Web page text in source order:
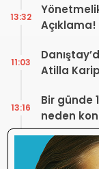
13:32
Atilla
11:03
Bir günde
neden
13:16
Sosyal